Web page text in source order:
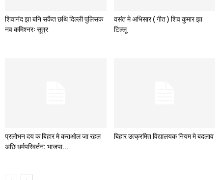
शिवानंद झा बनि सकैत छथि दिल्ली पुलिसक
नव कमिश्नरः सूत्र
वसंत मे अभिसार ( गीत ) शिव कुमार झा
टिल्लू
प्रलोभन दय क बिहार मे कराओल जा रहल
अछि धर्मपरिवर्तन: भाजपा...
बिहार उत्क्रमित विद्यालयक नियम मे बदलाव